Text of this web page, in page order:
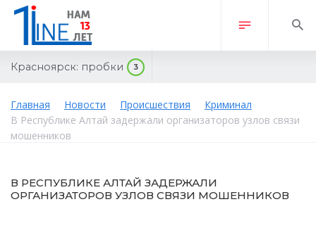
Красноярск: пробки 3
Главная Новости Происшествия
Криминал
В Республике Алтай задержали организаторов узлов связи
мошенников
В РЕСПУБЛИКЕ АЛТАЙ ЗАДЕРЖАЛИ
ОРГАНИЗАТОРОВ УЗЛОВ СВЯЗИ МОШЕННИКОВ